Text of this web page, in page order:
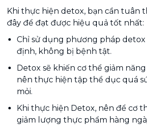
Khi thực hiện detox, bạn cần tuân
đây để đạt được hiệu quả tốt nhất:
Chỉ sử dụng phương pháp
định, không bị bệnh tật.
Detox sẽ khiến cơ thể giảm
nên thực hiện tập thể dục quá
mỏi.
Khi thực hiện Detox, nên để cơ
giảm lượng thực phẩm hàng